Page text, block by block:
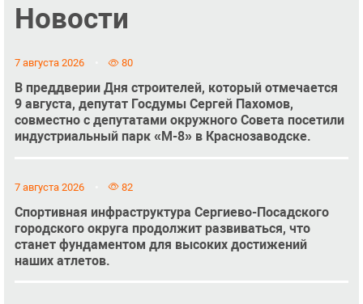
Новости
7 августа 2026 80
В преддверии Дня строителей, который отмечается
9 августа, депутат Госдумы Сергей Пахомов,
совместно с депутатами окружного Совета посетили
индустриальный парк «М-8» в Краснозаводске.
7 августа 2026 82
Спортивная инфраструктура Сергиево-Посадского
городского округа продолжит развиваться, что
станет фундаментом для высоких достижений
наших атлетов.